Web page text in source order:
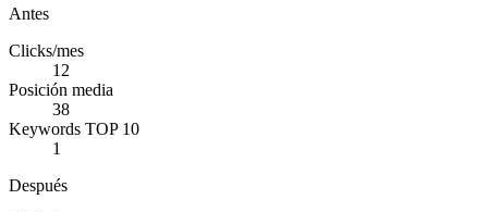
Antes
Clicks/mes
12
Posición media
38
Keywords TOP 10
1
Después